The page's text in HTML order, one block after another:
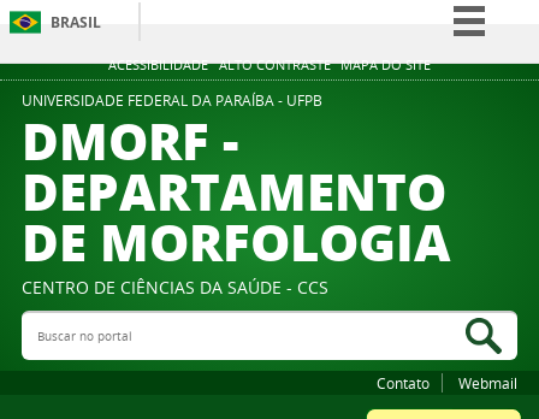
ACESSIBILIDADE ALTO CONTRASTE MAPA DO SITE
BRASIL
Simplifique!
Acesso à informação
Legislação
Canais
UNIVERSIDADE FEDERAL DA PARAÍBA - UFPB
DMORF -
DEPARTAMENTO
DE MORFOLOGIA
CENTRO DE CIÊNCIAS DA SAÚDE - CCS
Buscar no portal
Contato Webmail